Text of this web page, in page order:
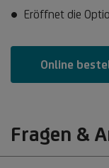
Eröffnet die
Online
Fragen &